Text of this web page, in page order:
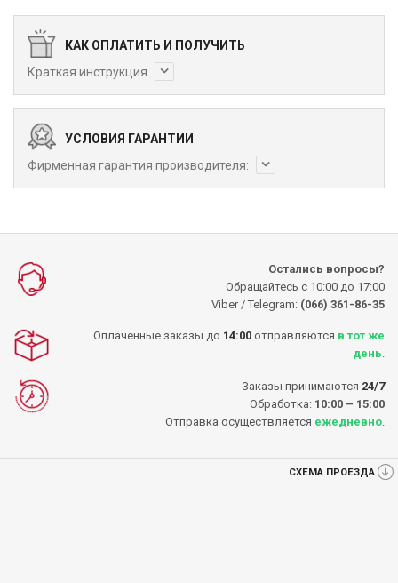
КАК ОПЛАТИТЬ И ПОЛУЧИТЬ
Краткая инструкция
УСЛОВИЯ ГАРАНТИИ
Фирменная гарантия производителя:
Остались вопросы?
Обращайтесь с 10:00 до 17:00
Viber / Telegram: (066) 361-86-35
Оплаченные заказы до 14:00 отправляются в тот же
день
Заказы принимаются 24/7
Обработка: 10:00 – 15:00
Отправка осуществляется ежедневно
СХЕМА ПРОЕЗДА